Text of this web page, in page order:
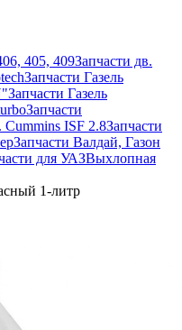
405, 409Запчасти дв.
Запчасти Газель
Запчасти Газель
Запчасти
Cummins ISF 2.8Запчасти
Запчасти Валдай, Газон
для УАЗВыхлопная
1-литр